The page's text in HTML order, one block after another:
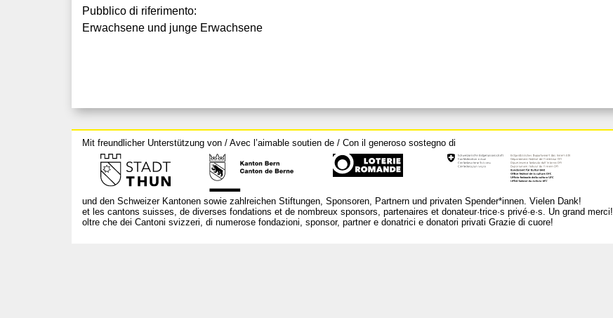
Pubblico di riferimento:
Erwachsene und junge Erwachsene
Mit freundlicher Unterstützung von / Avec l’aimable soutien de / Con il generoso sostegno di
und den Schweizer Kantonen sowie zahlreichen Stiftungen, Sponsoren, Partnern und privaten Spender*innen. Vielen Dank!
et les cantons suisses, de diverses fondations et de nombreux sponsors, partenaires et donateur·trice·s privé·e·s. Un grand merci!
oltre che dei Cantoni svizzeri, di numerose fondazioni, sponsor, partner e donatrici e donatori privati Grazie di cuore!